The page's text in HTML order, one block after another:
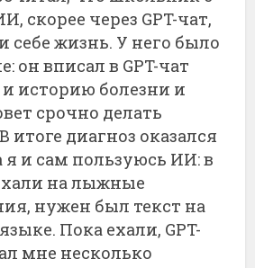
скорее через GPT-чат,
себе жизнь. У него было
он вписал в GPT-чат
историю болезни и
срочно делать
итоге диагноз оказался
и сам пользуюсь ИИ: в
на лыжные
нужен был текст на
Пока ехали, GPT-
мне несколько